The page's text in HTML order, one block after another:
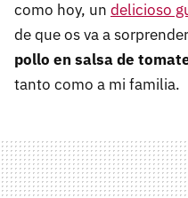
como hoy, un delicioso
de que os va a
pollo en salsa de
tanto como a mi familia.